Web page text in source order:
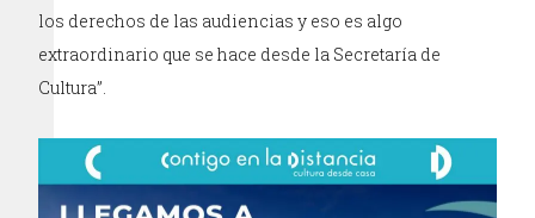
los derechos de las audiencias y eso es algo
extraordinario que se hace desde la Secretaría de
Cultura”.